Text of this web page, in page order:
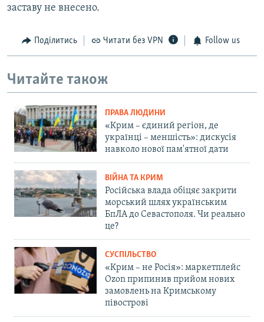
заставу не внесено.
Поділитись Читати без VPN Follow us
Читайте також
ПРАВА ЛЮДИНИ
«Крим – єдиний регіон, де
українці – меншість»: дискусія
навколо нової пам'ятної дати
ВІЙНА ТА КРИМ
Російська влада обіцяє закрити
морський шлях українським
БпЛА до Севастополя. Чи реально
це?
СУСПІЛЬСТВО
«Крим – не Росія»: маркетплейс
Ozon припинив прийом нових
замовлень на Кримському
півострові